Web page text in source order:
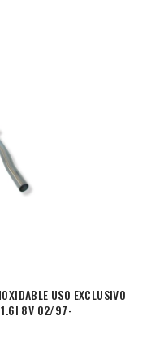
USO EXCLUSIVO
1.6I 8V 02/97-